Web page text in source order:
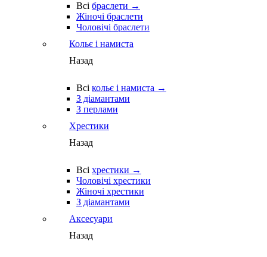
Всі браслети →
Жіночі браслети
Чоловічі браслети
Кольє і намиста
Назад
Всі кольє і намиста →
З діамантами
З перлами
Хрестики
Назад
Всі хрестики →
Чоловічі хрестики
Жіночі хрестики
З діамантами
Аксесуари
Назад